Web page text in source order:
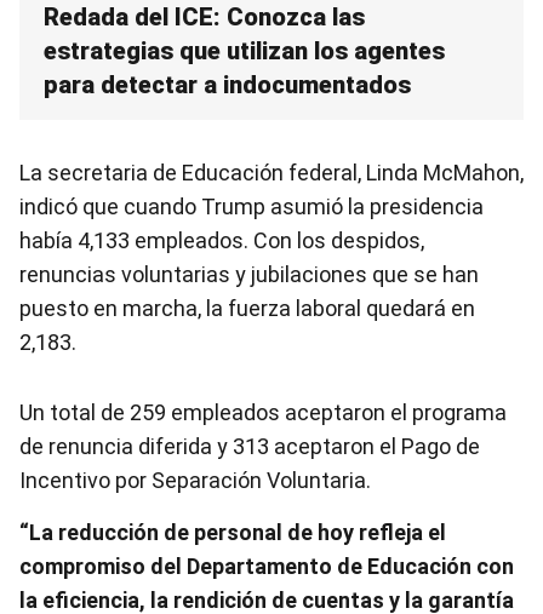
Redada del ICE: Conozca las
estrategias que utilizan los agentes
para detectar a indocumentados
La secretaria de Educación federal, Linda McMahon,
indicó que cuando Trump asumió la presidencia
había 4,133 empleados. Con los despidos,
renuncias voluntarias y jubilaciones que se han
puesto en marcha, la fuerza laboral quedará en
2,183.
Un total de 259 empleados aceptaron el programa
de renuncia diferida y 313 aceptaron el Pago de
Incentivo por Separación Voluntaria.
“La reducción de personal de hoy refleja el
compromiso del Departamento de Educación con
la eficiencia, la rendición de cuentas y la garantía